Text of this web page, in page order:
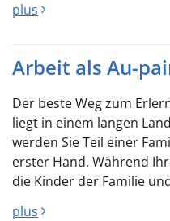
plus
Arbeit als Au-
Der beste Weg zum
liegt in einem langen
werden Sie Teil einer
erster Hand. Während
die Kinder der Familie
plus